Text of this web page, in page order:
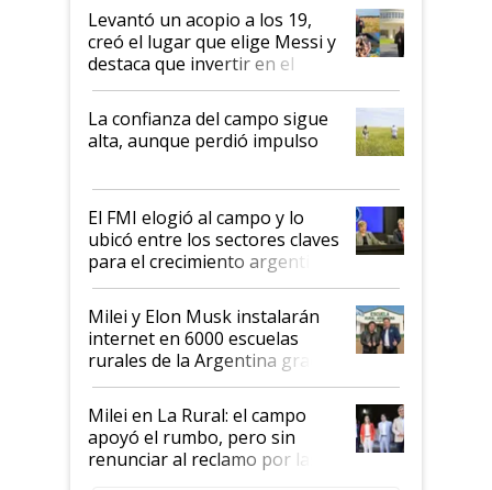
Levantó un acopio a los 19,
creó el lugar que elige Messi y
destaca que invertir en el
kirchnerismo era como "darle
plata a un hijo para droga":
Juan Félix Rossetti, el libertario
que de una dura crisis salió
de Milei
La confianza del campo sigue
alta, aunque perdió impulso
El FMI elogió al campo y lo
ubicó entre los sectores claves
para el crecimiento argentino
Milei y Elon Musk instalarán
internet en 6000 escuelas
rurales de la Argentina gracias
a un acuerdo con Starlink
Milei en La Rural: el campo
apoyó el rumbo, pero sin
renunciar al reclamo por las